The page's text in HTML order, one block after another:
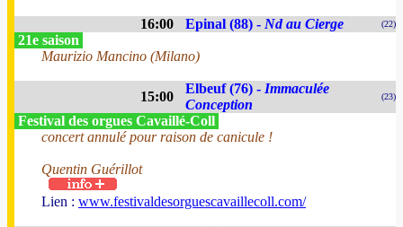
16:00 Epinal (88) - Nd au Cierge (22)
21e saison
Maurizio Mancino (Milano)
15:00
Elbeuf (76) - Immaculée
Conception
(23)
Festival des orgues Cavaillé-Coll
concert annulé pour raison de canicule !
Quentin Guérillot
Lien : www.festivaldesorguescavaillecoll.com/